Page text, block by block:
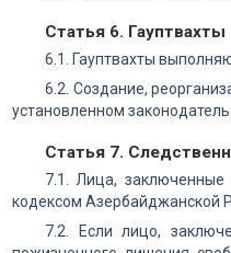
Статья 6. Гауптвахты
6.1. Гауптвахты
6.2. Создание,
установленном
Статья 7.
7.1. Лица, заключенные
кодексом Азербайджанской
7.2. Если лицо,